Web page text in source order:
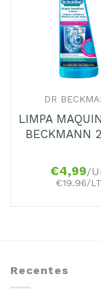
DR
LIMPA
BECKMANN
€4,99/
€19.96/LT
Recentes